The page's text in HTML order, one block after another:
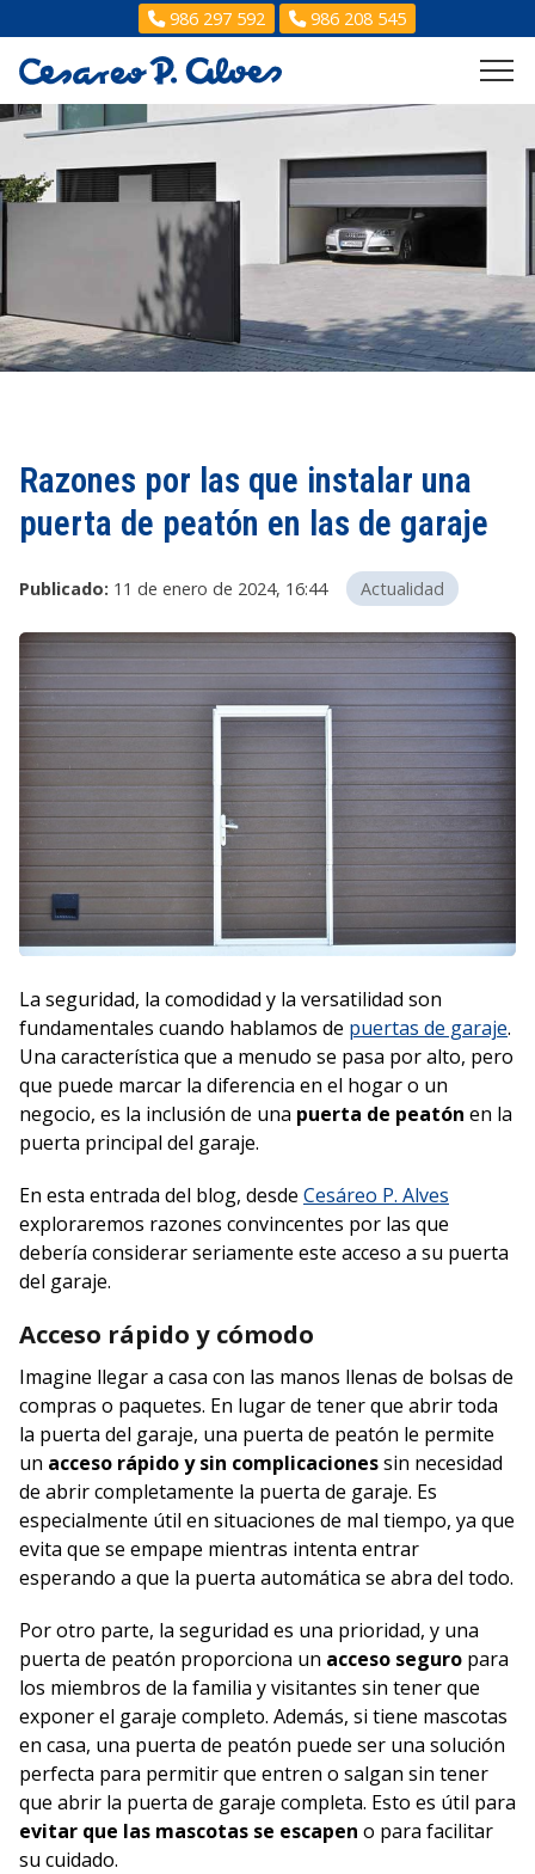
986 297 592 986 208 545
Razones por las que instalar una
puerta de peatón en las de garaje
Publicado: 11 de enero de 2024, 16:44 Actualidad
La seguridad, la comodidad y la versatilidad son
fundamentales cuando hablamos de puertas de garaje.
Una característica que a menudo se pasa por alto, pero
que puede marcar la diferencia en el hogar o un
negocio, es la inclusión de una puerta de peatón en la
puerta principal del garaje.
En esta entrada del blog, desde Cesáreo P. Alves
exploraremos razones convincentes por las que
debería considerar seriamente este acceso a su puerta
del garaje.
Acceso rápido y cómodo
Imagine llegar a casa con las manos llenas de bolsas de
compras o paquetes. En lugar de tener que abrir toda
la puerta del garaje, una puerta de peatón le permite
un acceso rápido y sin complicacionessin necesidad
de abrir completamente la puerta de garaje. Es
especialmente útil en situaciones de mal tiempo, ya que
evita que se empape mientras intenta entrar
esperando a que la puerta automática se abra del todo.
Por otro parte, la seguridad es una prioridad, y una
puerta de peatón proporciona un acceso seguro para
los miembros de la familia y visitantes sin tener que
exponer el garaje completo. Además, si tiene mascotas
en casa, una puerta de peatón puede ser una solución
perfecta para permitir que entren o salgan sin tener
que abrir la puerta de garaje completa. Esto es útil para
evitar que las mascotas se escapen o para facilitar
su cuidado.